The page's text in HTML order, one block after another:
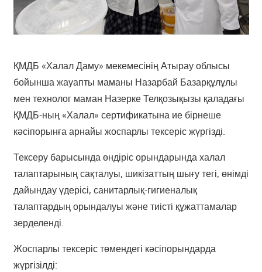
ҚМДБ «Халал Даму» мекемесінің Атырау облысы
бойынша жауапты маманы Назарбай Базарқұлұлы
мен технолог маман Назерке Телқозықызы қаладағы
ҚМДБ-ның «Халал» сертификатына ие бірнеше
кәсіпорынға арнайы жоспарлы тексеріс жүргізді.
Тексеру барысында өндіріс орындарында халал
талаптарының сақталуы, шикізаттың шығу тегі, өнімді
дайындау үдерісі, санитарлық-гигиеналық
талаптардың орындалуы және тиісті құжаттамалар
зерделенді.
Жоспарлы тексеріс төмендегі кәсіпорындарда
жүргізілді: